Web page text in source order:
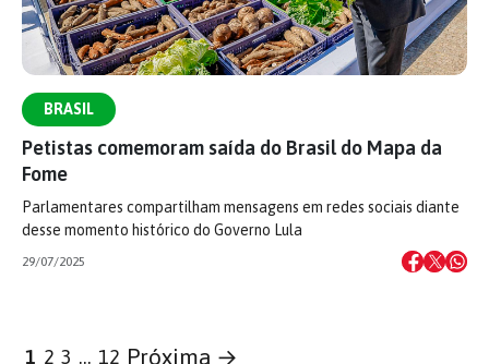
BRASIL
Petistas comemoram saída do Brasil do Mapa da
Fome
Parlamentares compartilham mensagens em redes sociais diante
desse momento histórico do Governo Lula
29/07/2025
1 2 3 … 12 Próxima →